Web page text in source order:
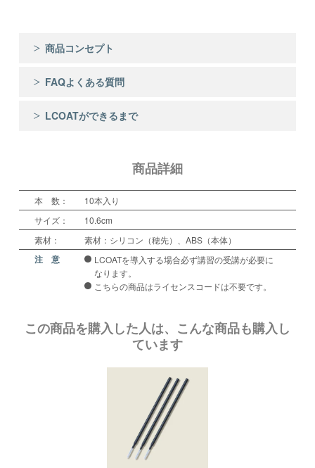
商品コンセプト
FAQよくある質問
LCOATができるまで
商品詳細
本 数：
10本入り
サイズ：
10.6cm
素材：
素材：シリコン（穂先）、ABS（本体）
注 意
LCOATを導入する場合必ず講習の受講が必要に
なります。
こちらの商品はライセンスコードは不要です。
この商品を購入した人は、こんな商品も購入し
ています